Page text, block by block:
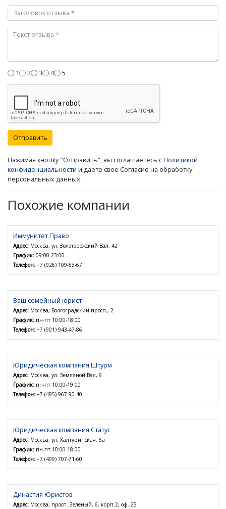
1 2 3 4 5
Отправить
Нажимая кнопку "Отправить", вы соглашаетесь сПолитикой
конфиденциальности и даете свое Согласие на обработку
персональных данных.
Похожие компании
Иммунитет Право
Адрес: Москва, ул. Золоторожский Вал, 42
График: 09:00-23:00
Телефон: +7 (926) 109-53-67
Ваш семейный юрист
Адрес: Москва, Волгоградский просп., 2
График: пн-пт 10:00-18:00
Телефон: +7 (901) 943-47-86
Юридическая компания Штурм
Адрес: Москва, ул. Земляной Вал, 9
График: пн-пт 10:00-19:00
Телефон: +7 (495) 967-90-40
Юридическая компания Статус
Адрес: Москва, ул. Халтуринская, 6а
График: пн-пт 10:00-18:00
Телефон: +7 (499) 707-71-60
Династия Юристов
Адрес: Москва, просп. Зеленый, 6, корп.2, оф. 25